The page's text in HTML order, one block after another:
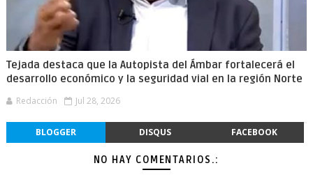
Tejada destaca que la Autopista del Ámbar fortalecerá el
desarrollo económico y la seguridad vial en la región Norte
Redacción Jul 28, 2026
BLOGGER DISQUS FACEBOOK
NO HAY COMENTARIOS.: